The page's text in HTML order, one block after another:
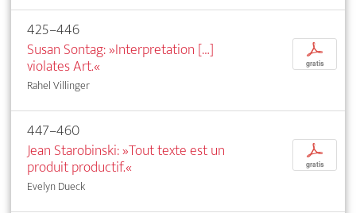
425–446
Susan Sontag: »Interpretation […]
violates Art.«
Rahel Villinger
p
gratis
447–460
Jean Starobinski: »Tout texte est un
produit productif.«
Evelyn Dueck
p
gratis